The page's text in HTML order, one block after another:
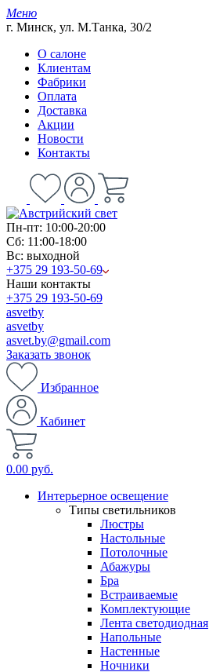
Меню
г. Минск, ул. М.Танка, 30/2
О салоне
Клиентам
Фабрики
Оплата
Доставка
Акции
Новости
Контакты
Пн-пт: 10:00-20:00
Сб: 11:00-18:00
Вс: выходной
+375 29 193-50-69
Наши контакты
+375 29 193-50-69
asvetby
asvetby
asvet.by@gmail.com
Заказать звонок
Избранное
Кабинет
0.00 руб.
Интерьерное освещение
Типы светильников
Люстры
Настольные
Потолочные
Абажуры
Бра
Встраиваемые
Комплектующие
Лента светодиодная
Напольные
Настенные
Ночники